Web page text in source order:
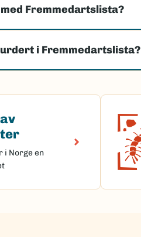
Fremmedartslista?
i Fremmedartslista?
i Norge en
arter